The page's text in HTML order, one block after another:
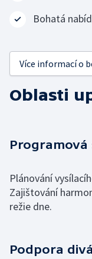
Bohatá
Více informací o
Oblasti
Programová
Plánování
Zajištování
režie dne.
Podpora